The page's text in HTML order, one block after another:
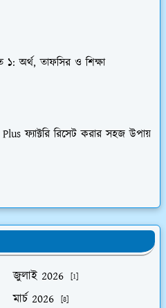
অর্থ, তাফসির ও শিক্ষা
ফ্যাক্টরি রিসেট করার সহজ উপায়
জুলাই 2026 [1]
মার্চ 2026 [8]